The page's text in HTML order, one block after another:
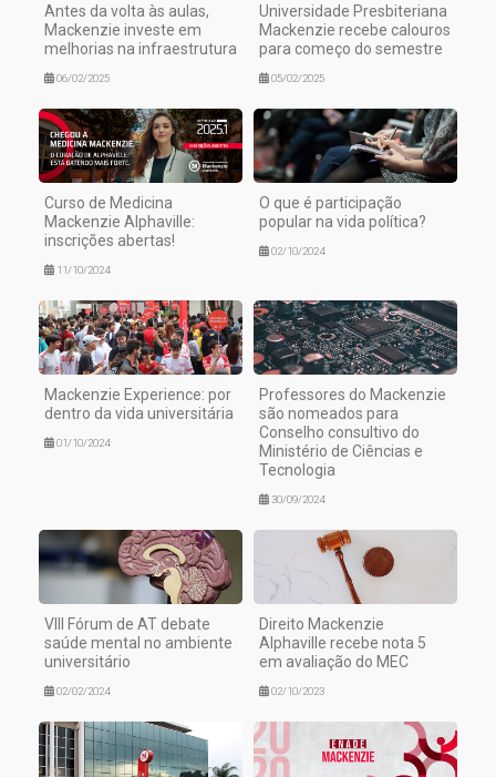
Antes da volta às aulas,
Mackenzie investe em
melhorias na infraestrutura
06/02/2025
Universidade Presbiteriana
Mackenzie recebe calouros
para começo do semestre
05/02/2025
Curso de Medicina
Mackenzie Alphaville:
inscrições abertas!
11/10/2024
O que é participação
popular na vida política?
02/10/2024
Mackenzie Experience: por
dentro da vida universitária
01/10/2024
Professores do Mackenzie
são nomeados para
Conselho consultivo do
Ministério de Ciências e
Tecnologia
30/09/2024
VIII Fórum de AT debate
saúde mental no ambiente
universitário
02/02/2024
Direito Mackenzie
Alphaville recebe nota 5
em avaliação do MEC
02/10/2023